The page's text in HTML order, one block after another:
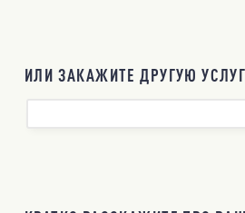
ИЛИ ЗАКАЖИТЕ ДРУГУЮ